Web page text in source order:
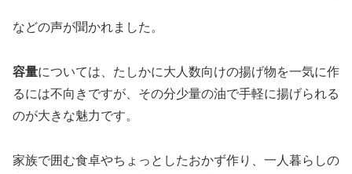
などの声が聞かれました。
容量については、たしかに大人数向けの揚げ物を一気に作
るには不向きですが、その分少量の油で手軽に揚げられる
のが大きな魅力です。
家族で囲む食卓やちょっとしたおかず作り、一人暮らしの